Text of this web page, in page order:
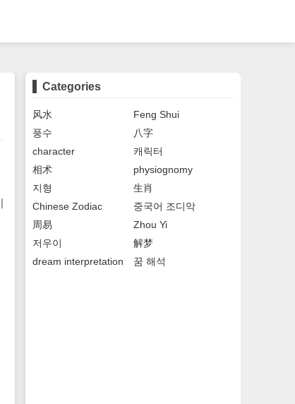
Categories
风水
Feng Shui
풍수
八字
character
캐릭터
相术
physiognomy
지형
生肖
Chinese Zodiac
중국어 조디악
周易
Zhou Yi
저우이
解梦
dream interpretation
꿈 해석